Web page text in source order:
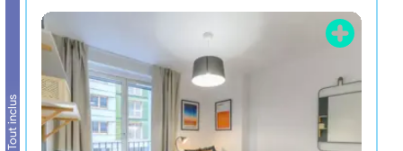
Tout inclus